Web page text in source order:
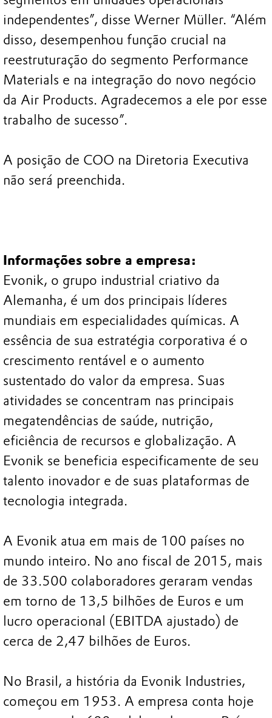
independentes”, disse Werner Müller. “Além
disso, desempenhou função crucial na
reestruturação do segmento Performance
Materials e na integração do novo negócio
da Air Products. Agradecemos a ele por esse
trabalho de sucesso”.
A posição de COO na Diretoria Executiva
não será preenchida.
Informações sobre a empresa:
Evonik, o grupo industrial criativo da
Alemanha, é um dos principais líderes
mundiais em especialidades químicas. A
essência de sua estratégia corporativa é o
crescimento rentável e o aumento
sustentado do valor da empresa. Suas
atividades se concentram nas principais
megatendências de saúde, nutrição,
eficiência de recursos e globalização. A
Evonik se beneficia especificamente de seu
talento inovador e de suas plataformas de
tecnologia integrada.
A Evonik atua em mais de 100 países no
mundo inteiro. No ano fiscal de 2015, mais
de 33.500 colaboradores geraram vendas
em torno de 13,5 bilhões de Euros e um
lucro operacional (EBITDA ajustado) de
cerca de 2,47 bilhões de Euros.
No Brasil, a história da Evonik Industries,
começou em 1953. A empresa conta hoje